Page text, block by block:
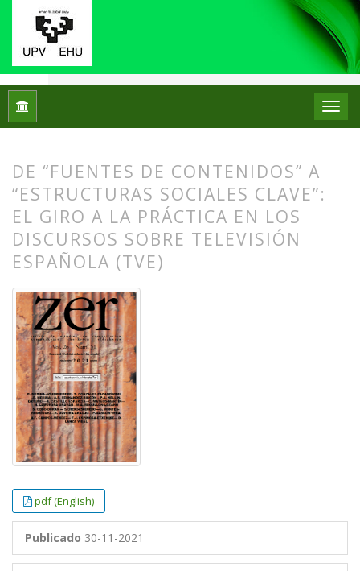
Inicio Vol. 26 Núm. 51 (2021): ZER. Revista de
DE “FUENTES DE CONTENIDOS” A
“ESTRUCTURAS SOCIALES CLAVE”:
EL GIRO A LA PRÁCTICA EN LOS
DISCURSOS SOBRE TELEVISIÓN
ESPAÑOLA (TVE)
pdf (English)
Publicado 30-11-2021